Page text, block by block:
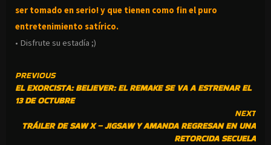
ser tomado en serio! y que tienen como fin el puro
entretenimiento satírico.
• Disfrute su estadía ;)
CONTINUE
READING
PREVIOUS
EL EXORCISTA: BELIEVER: EL REMAKE SE VA A ESTRENAR EL
13 DE OCTUBRE
NEXT
TRÁILER DE SAW X – JIGSAW Y AMANDA REGRESAN EN UNA
RETORCIDA SECUELA